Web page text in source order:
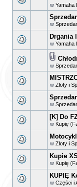
w Yamaha
w
Drgania
w Yamaha
w
w Zloty i
w
[K] Do
w Kupię
w Zloty i
Kupie
w Kupię
KUPIĘ
w Części i